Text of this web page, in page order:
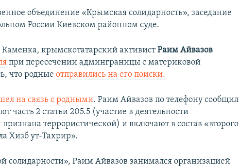
объединение «Крымская солидарность», заседание
России Киевском районном суде.
крымскотатарский активистРаим Айвазов
при пересечении админграницы с материковой
что родныеотправились на его поиски.
на связь с родными. Раим Айвазов по телефону сообщил
часть 2 статьи 205.5 (участие в деятельности
террористической) и включают в состав «второго
Хизб ут-Тахрир».
Раим Айвазов занимался организацией